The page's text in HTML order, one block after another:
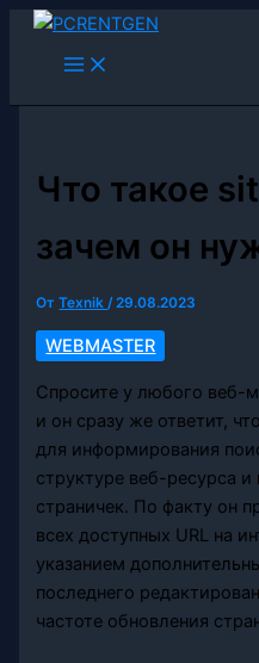
Перейти
Что такое
зачем он
ОтTexnik/29.08.2023
WEBMASTER
Спросите у любого веб-
и он сразу же ответит,
для информирования
структуре веб-ресурса
страничек. По факту он
всех доступных URL на
указанием
последнего
частоте обновления